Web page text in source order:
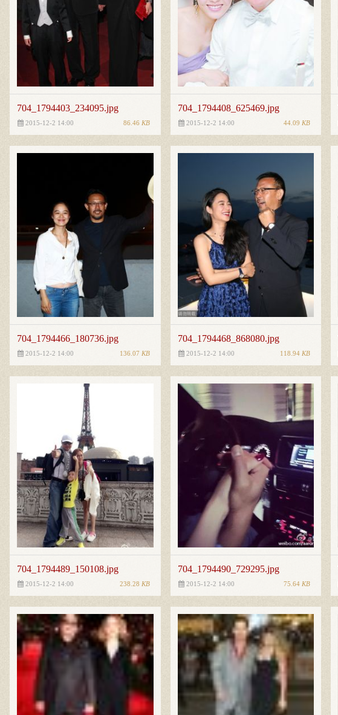
704_1794403_234095.jpg
2015-12-2 14:00 86.46 KB
704_1794408_625469.jpg
2015-12-2 14:00 44.09 KB
704_1794466_180736.jpg
2015-12-2 14:00 136.07 KB
704_1794468_868080.jpg
2015-12-2 14:00 118.94 KB
704_1794489_150108.jpg
2015-12-2 14:00 238.28 KB
704_1794490_729295.jpg
2015-12-2 14:00 75.64 KB